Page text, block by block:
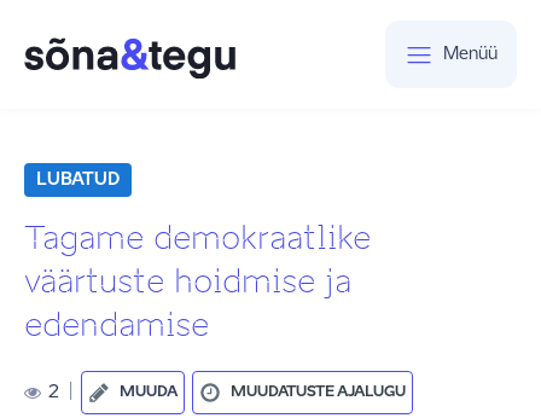
Menüü
LUBATUD
Tagame demokraatlike
väärtuste hoidmise ja
edendamise
2 MUUDA MUUDATUSTE AJALUGU